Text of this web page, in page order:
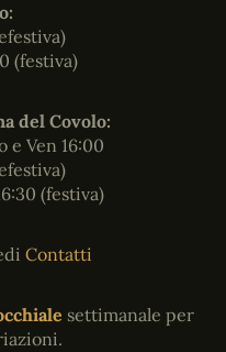
(festiva)
del Covolo:
e Ven 16:00
(festiva)
Contatti
settimanale per